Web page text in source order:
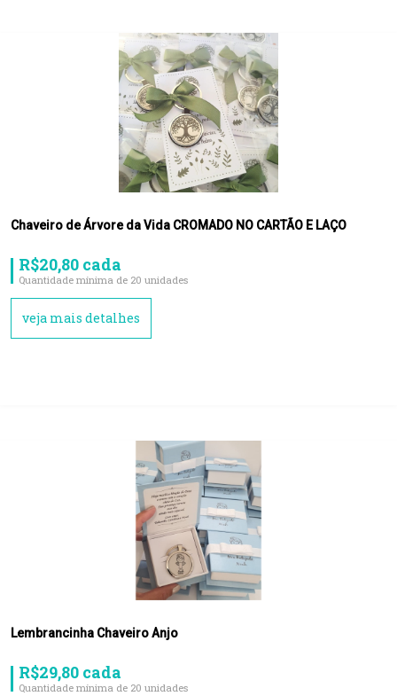
Chaveiro de Árvore da Vida CROMADO NO CARTÃO E LAÇO
R$20,80 cada
Quantidade mínima de 20 unidades
veja mais detalhes
Lembrancinha Chaveiro Anjo
R$29,80 cada
Quantidade mínima de 20 unidades